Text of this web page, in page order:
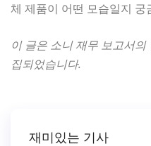
체 제품이 어떤 모습일지 궁
이 글은 소니 재무 보고서
집되었습니다.
재미있는 기사